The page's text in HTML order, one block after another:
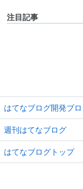
注目記事
はてなブログ開発ブ
週刊はてなブログ
はてなブログトップ